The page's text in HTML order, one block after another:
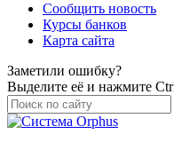
Сообщить новость
Курсы банков
Карта сайта
Заметили ошибку?
Выделите её и нажмите